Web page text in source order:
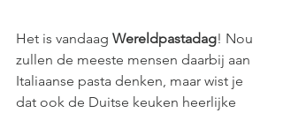
Het is vandaag Wereldpastadag! Nou
zullen de meeste mensen daarbij aan
Italiaanse pasta denken, maar wist je
dat ook de Duitse keuken heerlijke